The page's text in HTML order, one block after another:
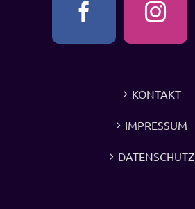
KONTAKT
IMPRESSUM
DATENSCHUTZ